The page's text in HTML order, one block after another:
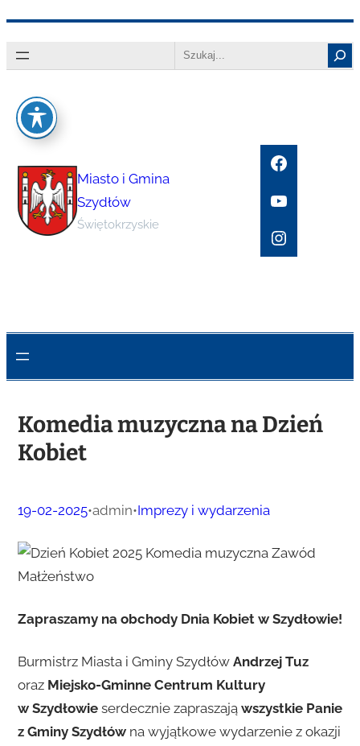
do
Search
Miasto i Gmina
Szydłów
Świętokrzyskie
Facebook
YouTube
Instagram
Komedia muzyczna na Dzień
Kobiet
19-02-2025•admin•Imprezy i wydarzenia
Zapraszamy na obchody Dnia Kobiet w Szydłowie!
Burmistrz Miasta i Gminy Szydłów Andrzej Tuz
oraz Miejsko-Gminne Centrum Kultury
w Szydłowieserdecznie zapraszają wszystkie Panie
z Gminy Szydłówna wyjątkowe wydarzenie z okazji